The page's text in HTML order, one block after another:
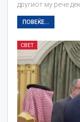
другиот му рече
ПОВЕЌЕ...
СВЕТ